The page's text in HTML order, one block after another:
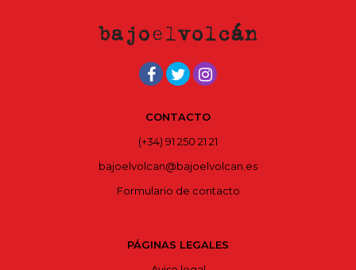
CONTACTO
(+34) 91 250 21 21
bajoelvolcan@bajoelvolcan.es
Formulario de contacto
PÁGINAS LEGALES